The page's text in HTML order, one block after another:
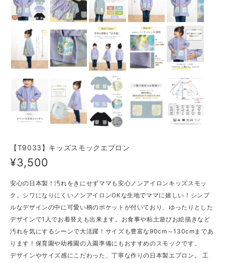
【T9033】キッズスモックエプロン
¥3,500
安心の日本製！汚れをきにせずママも安心ノンアイロンキッズスモッ
ク。シワになりにくいノンアイロンOKな生地でママに嬉しい！シンプ
ルなデザインの中に可愛い柄のポケットが付いており、ゆったりとした
デザインで1人でお着替えも出来ます。お食事や粘土遊びお絵描きなど
汚れを気にするシーンで大活躍！サイズも豊富な90cm～130cmまであ
ります！保育園や幼稚園の入園準備にもおすすめのスモックです。
デザインやサイズ感にこだわった、丁寧な作りの日本製エプロン。 工